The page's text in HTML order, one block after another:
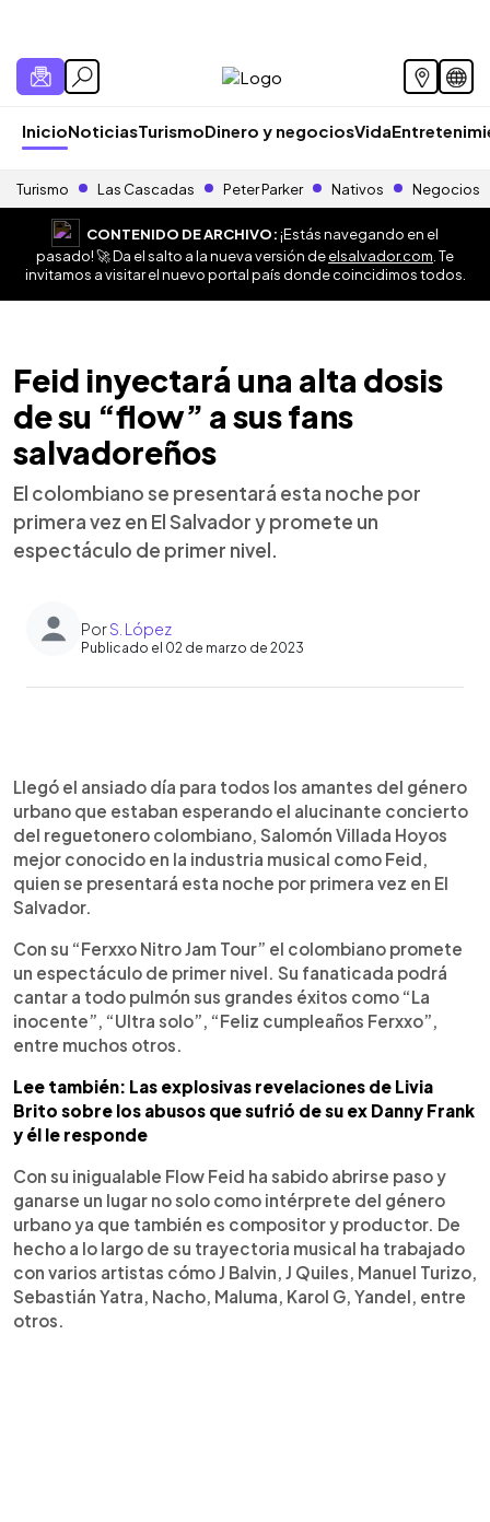
InicioNoticiasTurismoDinero y negociosVida
Turismo Las Cascadas Peter Parker Nativos Negocios
CONTENIDO DE ARCHIVO:¡Estás navegando en el
pasado! 🚀 Da el salto a la nueva versión deelsalvador.com . Te
invitamos a visitar el nuevo portal país donde coincidimos todos.
Feid inyectará una alta dosis
de su “flow” a sus fans
salvadoreños
El colombiano se presentará esta noche por
primera vez en El Salvador y promete un
espectáculo de primer nivel.
PorS. López
Publicado el 02 de marzo de 2023
► Escuchar artículo
Llegó el ansiado día para todos los amantes del género
urbano que estaban esperando el alucinante concierto
del reguetonero colombiano, Salomón Villada Hoyos
mejor conocido en la industria musical como Feid,
quien se presentará esta noche por primera vez en El
Salvador.
Con su “Ferxxo Nitro Jam Tour” el colombiano promete
un espectáculo de primer nivel. Su fanaticada podrá
cantar a todo pulmón sus grandes éxitos como “La
inocente”, “Ultra solo”, “Feliz cumpleaños Ferxxo”,
entre muchos otros.
Lee también: Las explosivas revelaciones de Livia
Brito sobre los abusos que sufrió de su ex Danny Frank
y él le responde
Con su inigualable Flow Feid ha sabido abrirse paso y
ganarse un lugar no solo como intérprete del género
urbano ya que también es compositor y productor. De
hecho a lo largo de su trayectoria musical ha trabajado
con varios artistas cómo J Balvin, J Quiles, Manuel Turizo,
Sebastián Yatra, Nacho, Maluma, Karol G, Yandel, entre
otros.